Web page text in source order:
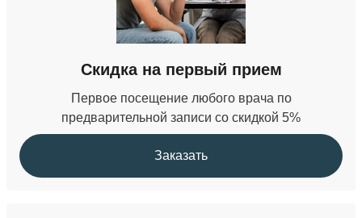
Скидка на первый прием
Первое посещение любого врача по
предварительной записи со скидкой 5%
Заказать